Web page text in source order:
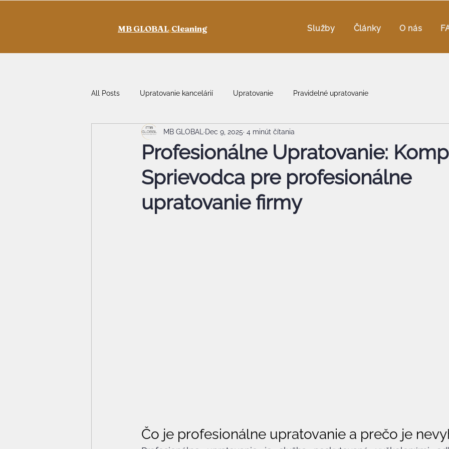
MB GLOBAL.Cleaning Služby Články O nás
All Posts Upratovanie kancelárií Upratovanie Pravidelné upratovanie
Profesionálne Upratovanie:
Sprievodca pre profesionálne
upratovanie firmy
MB GLOBAL Dec 9, 2025 4 minút čítania
Čo je profesionálne upratovanie a prečo je